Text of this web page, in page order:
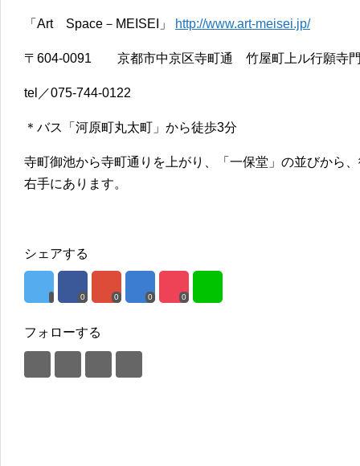
「Art Space－MEISEI」 http://www.art-meisei.jp/
〒604-0091 京都市中京区寺町通 竹屋町上ル行願寺
tel／075-744-0122
＊バス「河原町丸太町」から徒歩3分
寺町御池から寺町通りを上がり、「一保堂」の並びから
右手にあります。
シェアする
0 0 0 0
フォローする